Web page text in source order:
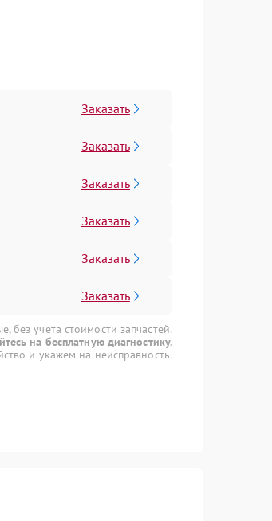
Заказать
Заказать
Заказать
Заказать
Заказать
Заказать
без учета стоимости запчастей.
на бесплатную диагностику.
и укажем на неисправность.